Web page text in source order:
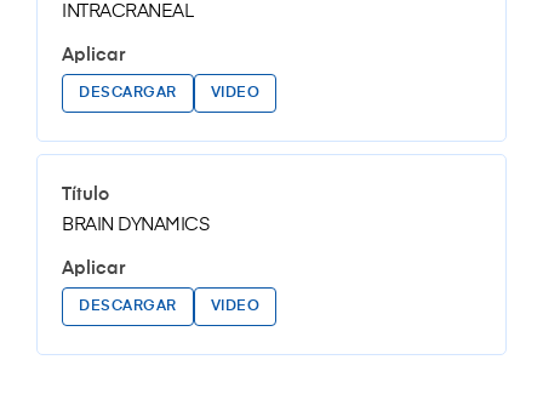
INTRACRANEAL
DESCARGAR VIDEO
BRAIN DYNAMICS
DESCARGAR VIDEO